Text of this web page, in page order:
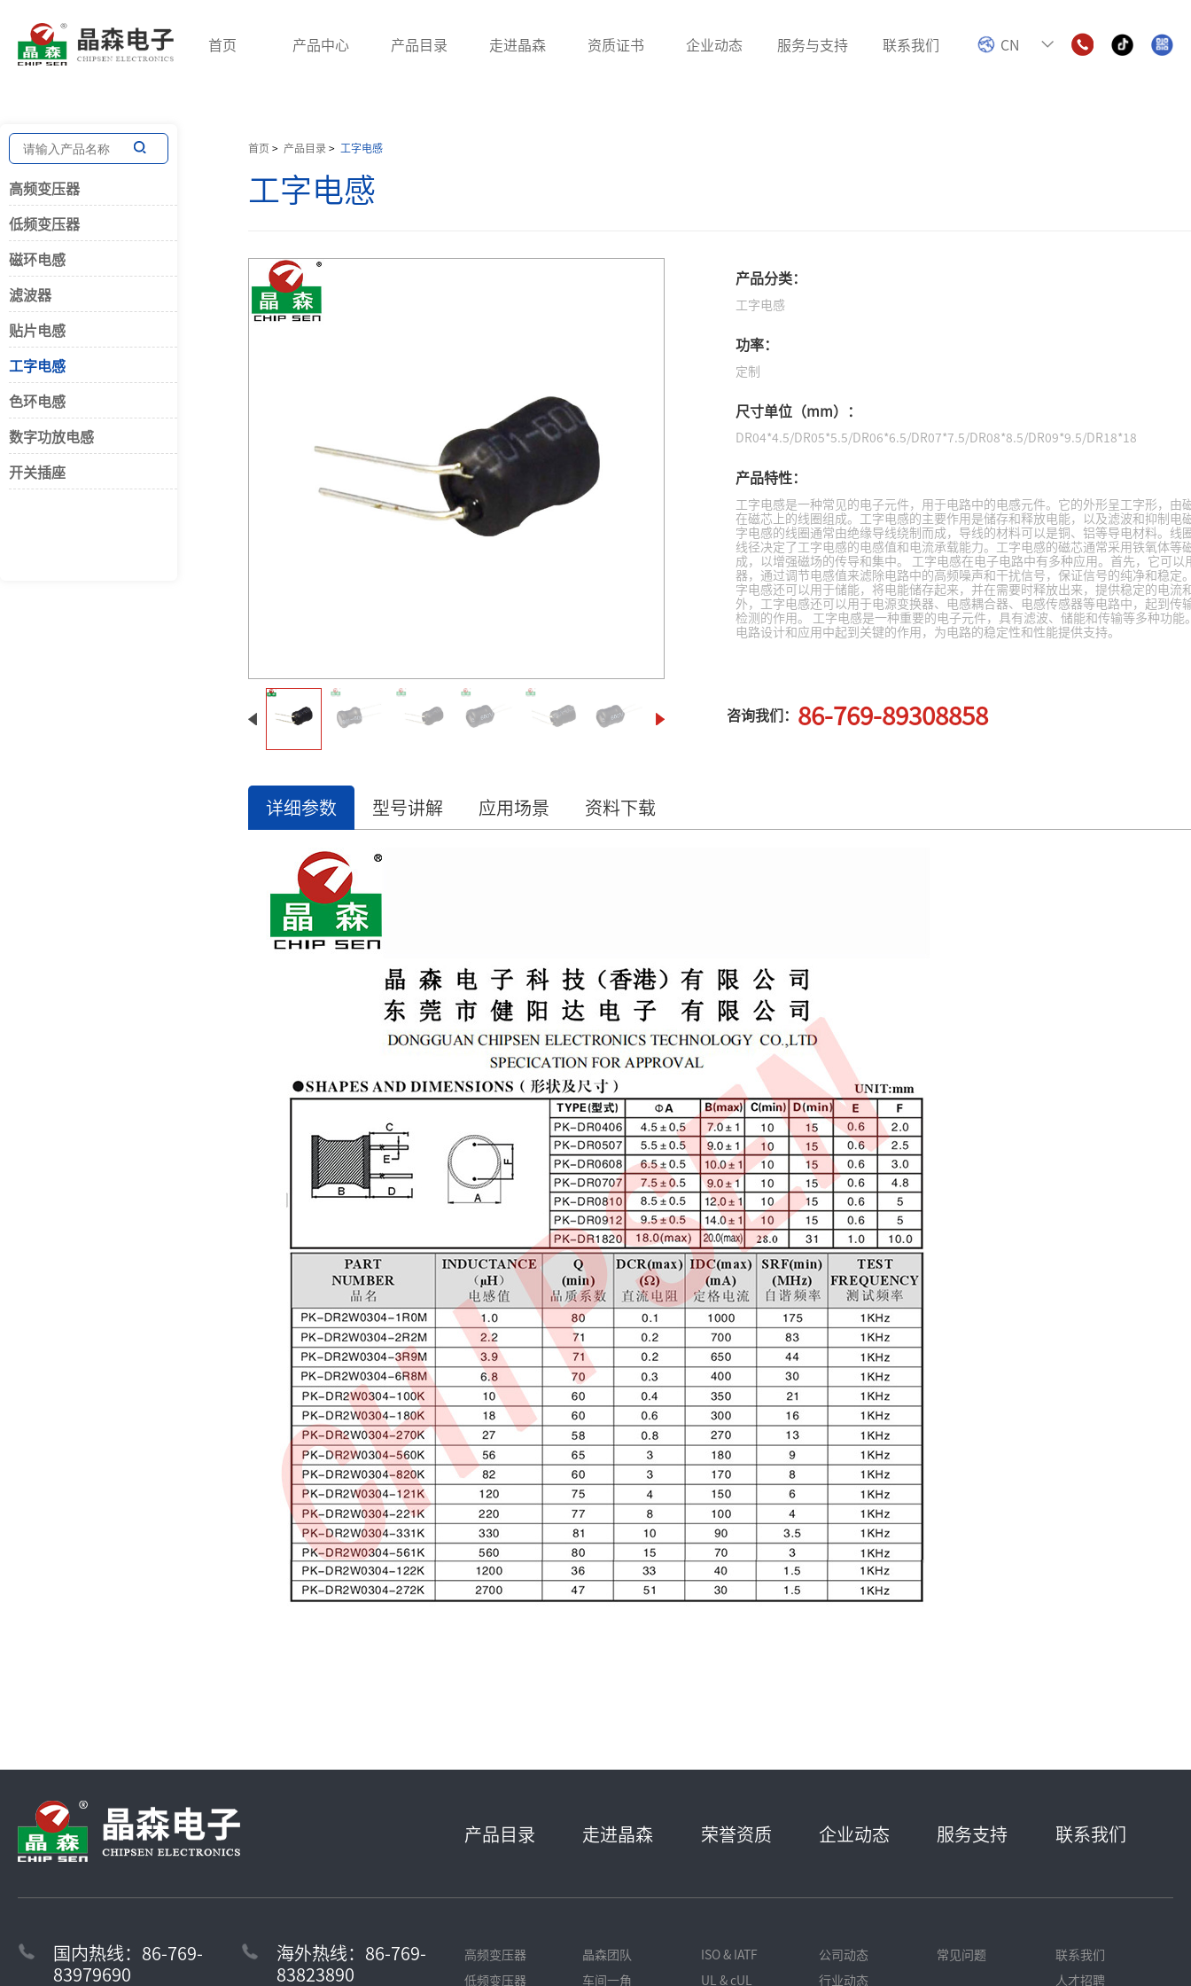
首页 产品中心 产品目录 走进晶森 资质证书 企业动态 服务与支持 联系我们 CN
高频变压器
开关电源变压器
脉冲变压器
回归变压器
贴片变压器
储能变压器
网络变压器
电流互感器
平板变压器
低频变压器 磁环电感
共模电感
开关插座
高频变压器
低频变压器
磁环电感
滤波器
贴片电感
工字电感
色环电感
数字功放电感
开关插座
首页 > 产品目录> 工字电感
工字电感
产品分类：
工字电感
功率：
定制
尺寸单位（mm）：
DR04*4.5/DR05*5.5/DR06*6.5/DR07*7.5/DR08*8.5/DR09*9.5/DR18*18
产品特性：
工字电感是一种常见的电子元件，用于电路中的电感元件。它的外形呈工字形，由
在磁芯上的线圈组成。工字电感的主要作用是储存和释放电能，以及滤波和抑制电
字电感的线圈通常由绝缘导线绕制而成，导线的材料可以是铜、铝等导电材料。线
线径决定了工字电感的电感值和电流承载能力。工字电感的磁芯通常采用铁氧体等
成，以增强磁场的传导和集中。 工字电感在电子电路中有多种应用。首先，它可以
器，通过调节电感值来滤除电路中的高频噪声和干扰信号，保证信号的纯净和稳定
字电感还可以用于储能，将电能储存起来，并在需要时释放出来，提供稳定的电流
外，工字电感还可以用于电源变换器、电感耦合器、电感传感器等电路中，起到传
检测的作用。 工字电感是一种重要的电子元件，具有滤波、储能和传输等多种功能
电路设计和应用中起到关键的作用，为电路的稳定性和性能提供支持。
咨询我们： 86-769-89308858
详细参数 型号讲解 应用场景 资料下载
产品目录 走进晶森 荣誉资质 企业动态 服务支持 联系我们
国内热线：86-769-
83979690
海外热线：86-769-
83823890
高频变压器
低频变压器
晶森团队
车间一角
ISO & IATF
UL & cUL
公司动态
行业动态
常见问题
联系我们
人才招聘